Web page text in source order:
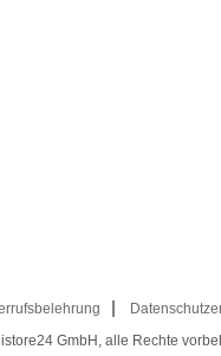
GmbH, alle Rechte